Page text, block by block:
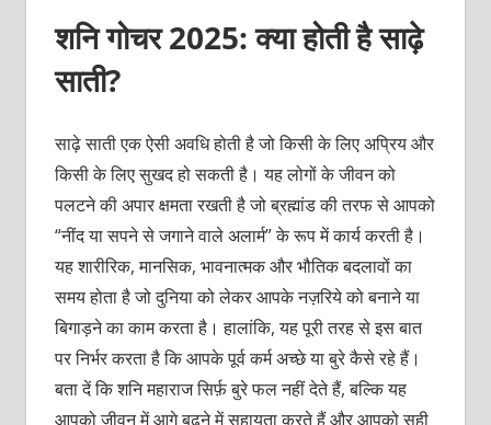
शनि गोचर 2025: क्या होती है साढ़े
साती?
साढ़े साती एक ऐसी अवधि होती है जो किसी के लिए अप्रिय और
किसी के लिए सुखद हो सकती है। यह लोगों के जीवन को
पलटने की अपार क्षमता रखती है जो ब्रह्मांड की तरफ से आपको
“नींद या सपने से जगाने वाले अलार्म” के रूप में कार्य करती है।
यह शारीरिक, मानसिक, भावनात्मक और भौतिक बदलावों का
समय होता है जो दुनिया को लेकर आपके नज़रिये को बनाने या
बिगाड़ने का काम करता है। हालांकि, यह पूरी तरह से इस बात
पर निर्भर करता है कि आपके पूर्व कर्म अच्छे या बुरे कैसे रहे हैं।
बता दें कि शनि महाराज सिर्फ़ बुरे फल नहीं देते हैं, बल्कि यह
आपको जीवन में आगे बढ़ने में सहायता करते हैं और आपको सही